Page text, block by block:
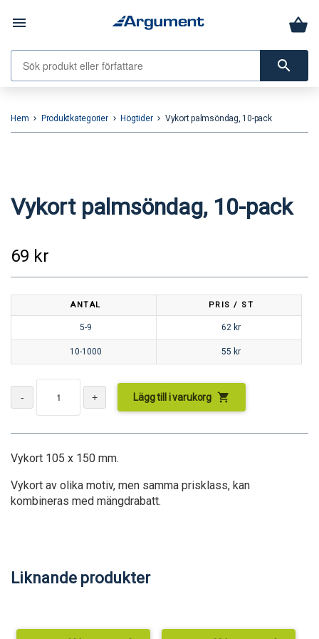
menu
search
Hem keyboard_arrow_right Produktkategorier keyboard_arrow_right Högtider keyboard_arrow_right Vykort palmsöndag, 10-pack
Vykort palmsöndag, 10-pack
69 kr
ANTAL PRIS / ST
5-9 62 kr
10-1000 55 kr
Lägg till i varukorg shopping_cart
Vykort 105 x 150 mm.
Vykort av olika motiv, men samma prisklass, kan
kombineras med mängdrabatt.
Liknande produkter